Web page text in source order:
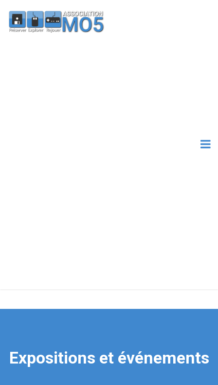
Expositions et événements